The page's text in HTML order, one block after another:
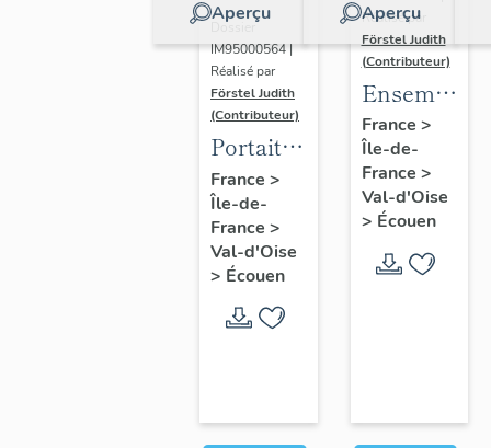
Aperçu
Dossier
IM95000564 |
Réalisé par
Förstel Judith
(Contributeur)
Portait
d'homme
en
médaillon
ovale.
France >
Île-de-
France >
Val-d'Oise
> Écouen
Aperçu
Réalisé par
Förstel Judith
(Contributeur)
Ensemble
des
verrières
du
XVIIIe
siècle
France >
Île-de-
France >
Val-d'Oise
> Écouen